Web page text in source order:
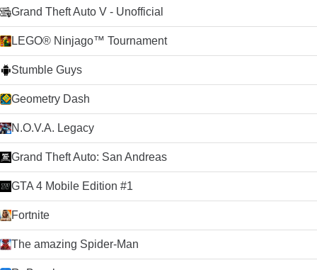
Grand Theft Auto V - Unofficial
LEGO® Ninjago™ Tournament
Stumble Guys
Geometry Dash
N.O.V.A. Legacy
Grand Theft Auto: San Andreas
GTA 4 Mobile Edition #1
Fortnite
The amazing Spider-Man